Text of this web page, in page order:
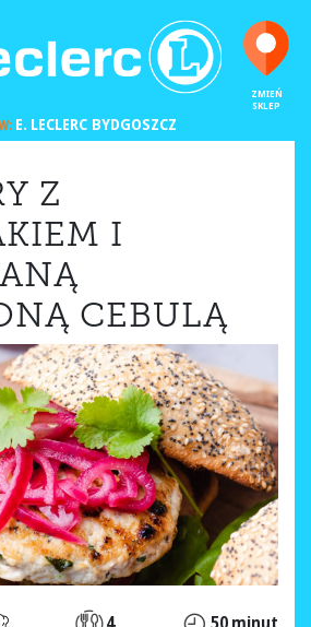
ZMIEŃ
SKLEP
E. LECLERC BYDGOSZCZ
Z
I
CEBULĄ